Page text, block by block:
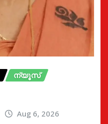
ന്യൂസ്
Aug 6, 2026